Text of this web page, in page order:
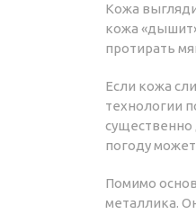
Кожа
кожа
протирать
Если кожа
технологии
погоду
Помимо
металлика.